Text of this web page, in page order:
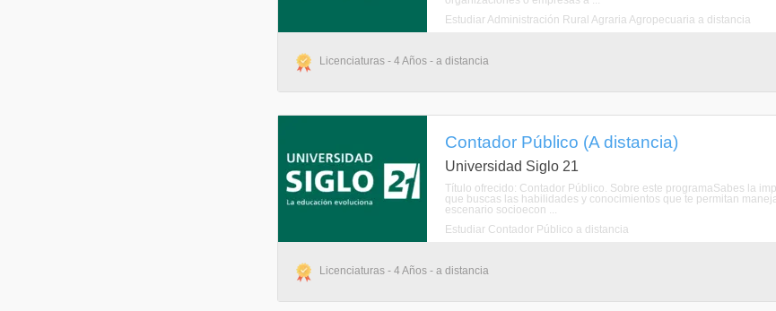
Estudiar Administración Rural Agraria Agropecuaria a distancia
Licenciaturas - 4 Años - a distancia
Contador Público (A distancia)
Universidad Siglo 21
Título ofrecido: Contador Público. Sobre este programaSabes la
que buscas las habilidades y conocimientos que te permitan
escenario socioecon ...
Estudiar Contador Público a distancia
Licenciaturas - 4 Años - a distancia